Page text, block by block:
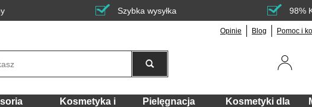
Szybka wysyłka 98%
Opinie Blog Pomoc i
Kosmetyka i
Pielęgnacja
Kosmetyki dla